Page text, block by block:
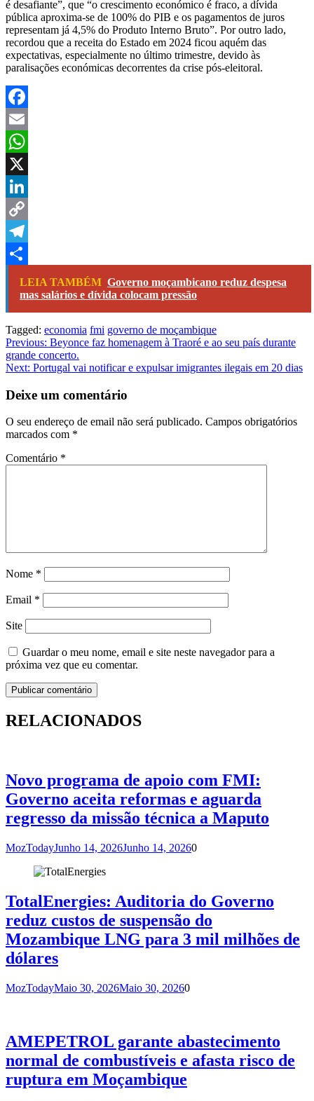
é desafiante”, que “o crescimento económico é fraco, a dívida
pública aproxima-se de 100% do PIB e os pagamentos de juros
representam já 4,5% do Produto Interno Bruto”. Por outro lado,
recordou que a receita do Estado em 2024 ficou aquém das
expectativas, especialmente no último trimestre, devido às
paralisações económicas decorrentes da crise pós-eleitoral.
Facebook
Email
WhatsApp
X
LinkedIn
Copy
Link
Telegram
Share
LEIA TAMBÉM Governo moçambicano reduz despesa
mas salários e dívida colocam pressão
Tagged: economia fmi governo de moçambique
Navegação
de
Previous: Beyonce faz homenagem à Traoré e ao seu país durante
grande concerto.
Next: Portugal vai notificar e expulsar imigrantes ilegais em 20 dias
Deixe um comentário
O seu endereço de email não será publicado. Campos obrigatórios
marcados com *
Comentário *
Nome *
Email *
Site
Guardar o meu nome, email e site neste navegador para a
próxima vez que eu comentar.
RELACIONADOS
Novo programa de apoio com FMI:
Governo aceita reformas e aguarda
regresso da missão técnica a Maputo
MozTodayJunho 14, 2026Junho 14, 20260
TotalEnergies: Auditoria do Governo
reduz custos de suspensão do
Mozambique LNG para 3 mil milhões de
dólares
MozTodayMaio 30, 2026Maio 30, 20260
AMEPETROL garante abastecimento
normal de combustíveis e afasta risco de
ruptura em Moçambique